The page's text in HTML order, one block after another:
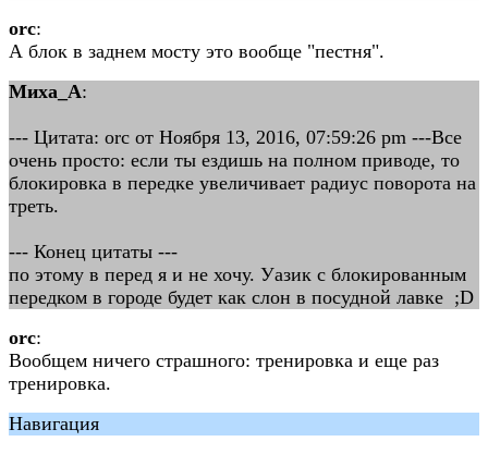
orc:
А блок в заднем мосту это вообще "пестня".
Миха_А:
--- Цитата: orc от Ноября 13, 2016, 07:59:26 pm ---Все
очень просто: если ты ездишь на полном приводе, то
блокировка в передке увеличивает радиус поворота на
треть.
--- Конец цитаты ---
по этому в перед я и не хочу. Уазик с блокированным
передком в городе будет как слон в посудной лавке ;D
orc:
Вообщем ничего страшного: тренировка и еще раз
тренировка.
Навигация